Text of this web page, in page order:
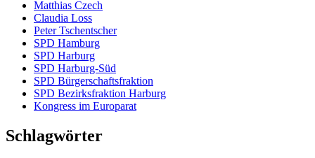
Matthias Czech
Claudia Loss
Peter Tschentscher
SPD Hamburg
SPD Harburg
SPD Harburg-Süd
SPD Bürgerschaftsfraktion
SPD Bezirksfraktion Harburg
Kongress im Europarat
Schlagwörter